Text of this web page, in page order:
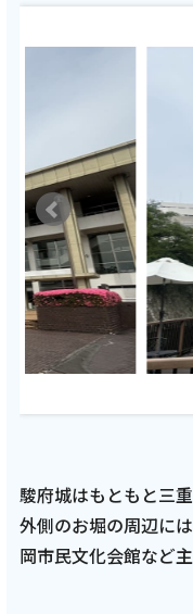
駿府城はもともと三
外側のお堀の周辺に
岡市民文化会館など